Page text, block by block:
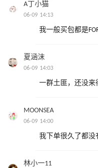
A丁小猫
06-09 14:13
我一般买包都是
夏涵沫
06-09 14:03
一群土匪，还没来
MOONSEA
06-09 14:00
我下单很久了都没
林小一11